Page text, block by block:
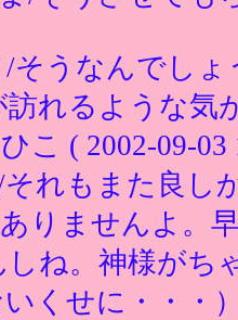
そうなんでし
訪れるような気
こ ( 2002-09-03
れもまた良し
りませんよ。
しね。神様がち
くせに・・・